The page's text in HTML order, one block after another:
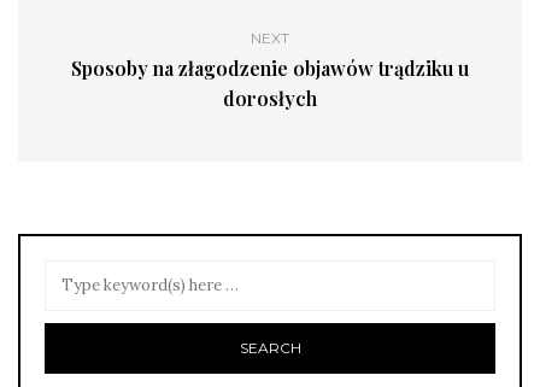
NEXT
Sposoby na złagodzenie objawów trądziku u
dorosłych